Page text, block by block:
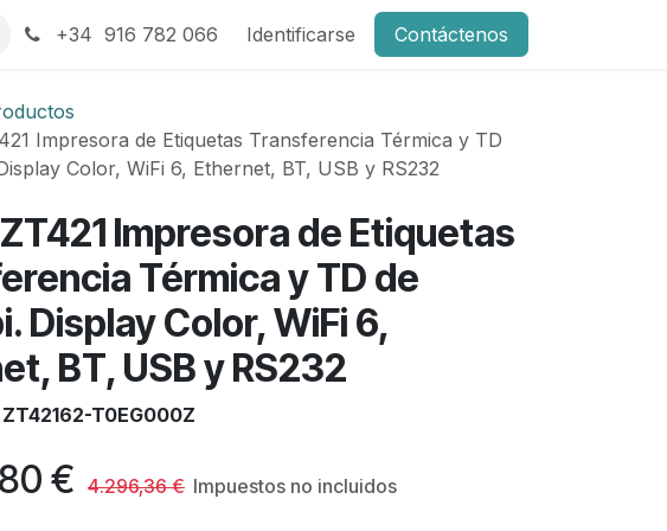
+34 916 782 066 Identificarse Contáctenos
Impresora de Etiquetas Transferencia Térmica y TD
Color, WiFi 6, Ethernet, BT, USB y RS232
Impresora de Etiquetas
Térmica y TD de
Display Color, WiFi 6,
BT, USB y RS232
ZT42162-T0EG000Z
€ 4.296,36€ Impuestos no incluidos